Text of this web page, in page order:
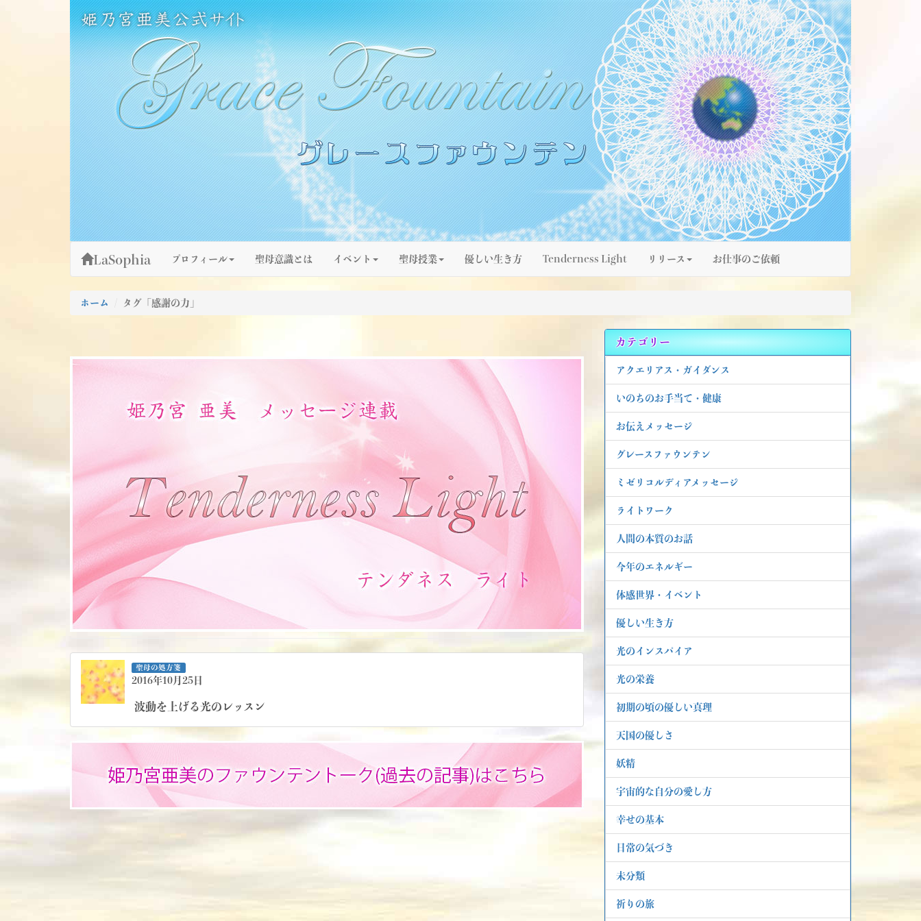
姫乃宮亜美公式サイト～Grace Fountain～
グレースファウンテン
LaSophia プロフィール 聖母意識とは イベント 聖母授業 優しい生き方 Tenderness Light リリース お仕事のご依頼
ホーム タグ「感謝の力」
聖母の処方箋
2016年10月25日
波動を上げる光のレッスン
カテゴリー
アクエリアス・ガイダンス
いのちのお手当て・健康
お伝えメッセージ
グレースファウンテン
ミゼリコルディアメッセージ
ライトワーク
人間の本質のお話
今年のエネルギー
体感世界・イベント
優しい生き方
光のインスパイア
光の栄養
初期の頃の優しい真理
天国の優しさ
妖精
宇宙的な自分の愛し方
幸せの基本
日常の気づき
未分類
祈りの旅